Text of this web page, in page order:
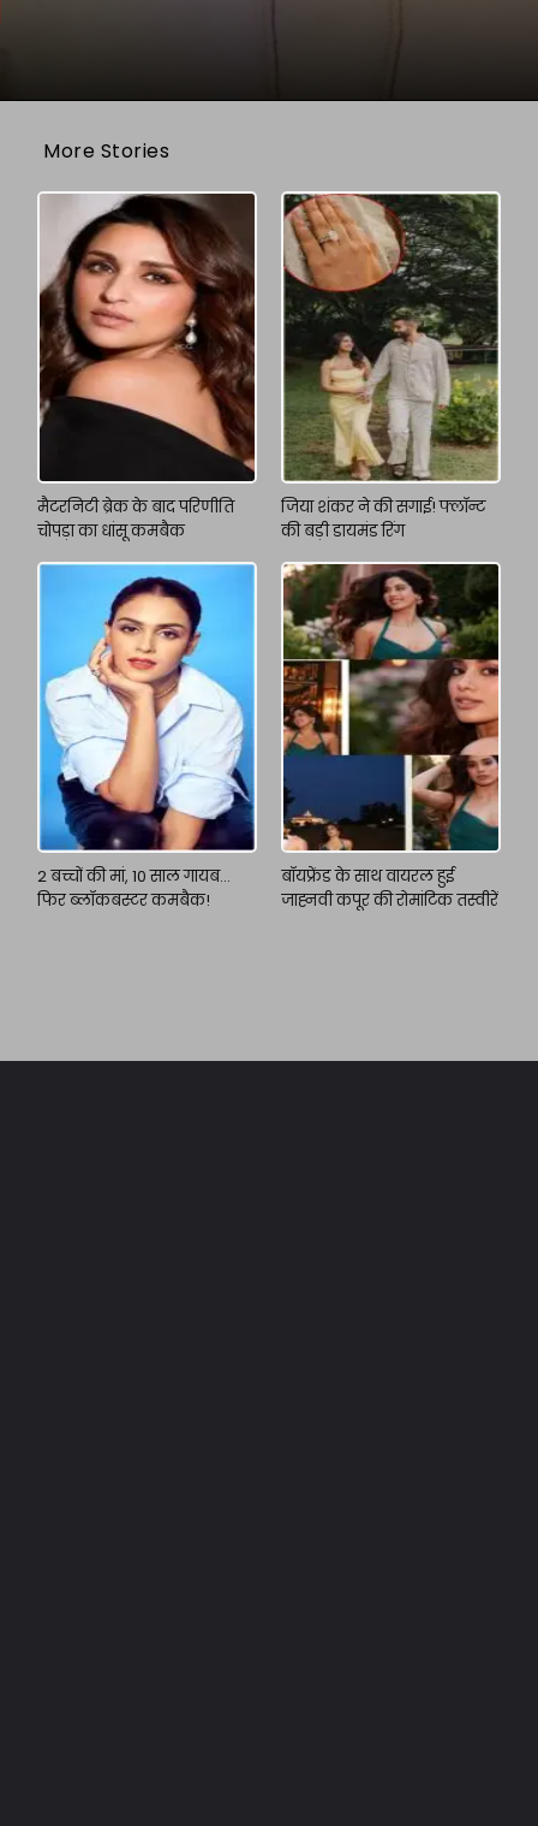
More Stories
मैटरनिटी ब्रेक के बाद परिणीति
चोपड़ा का धांसू कमबैक
जिया शंकर ने की सगाई! फ्लॉन्ट
की बड़ी डायमंड रिंग
2 बच्चों की मां, 10 साल गायब…
फिर ब्लॉकबस्टर कमबैक!
बॉयफ्रेंड के साथ वायरल हुई
जाह्नवी कपूर की रोमांटिक तस्वीरें